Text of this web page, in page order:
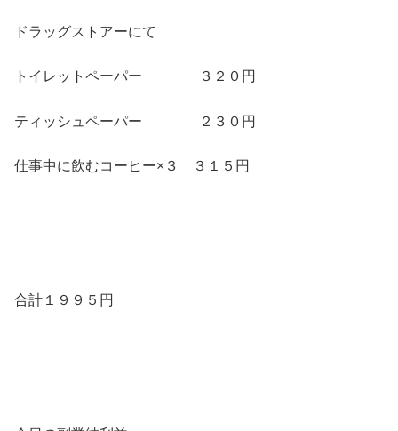
ドラッグストアーにて
トイレットペーパー ３２０円
ティッシュペーパー ２３０円
仕事中に飲むコーヒー×３ ３１５円
合計１９９５円